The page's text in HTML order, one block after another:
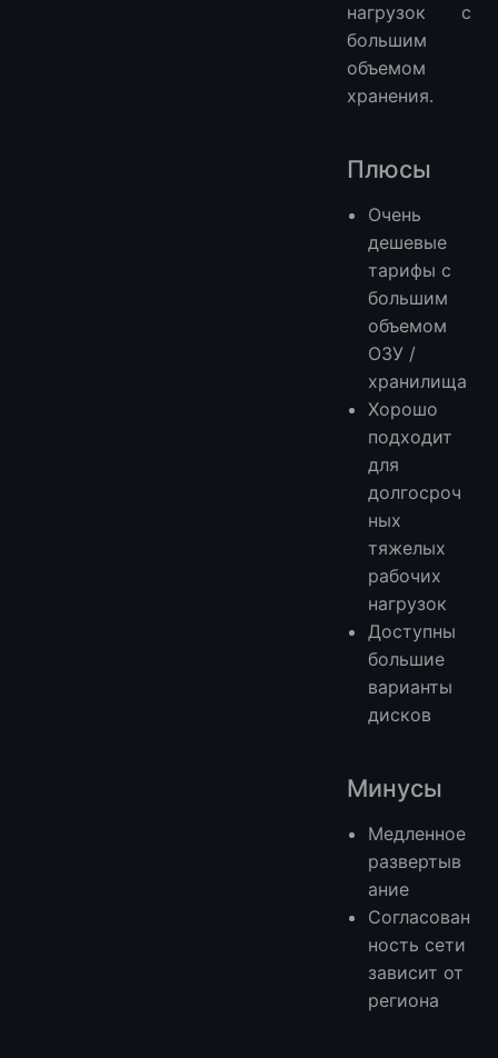
нагрузок с
большим
объемом
хранения.
Плюсы
Очень
дешевые
тарифы с
большим
объемом
ОЗУ /
хранилища
Хорошо
подходит
для
долгосроч
ных
тяжелых
рабочих
нагрузок
Доступны
большие
варианты
дисков
Минусы
Медленное
развертыв
ание
Согласован
ность сети
зависит от
региона